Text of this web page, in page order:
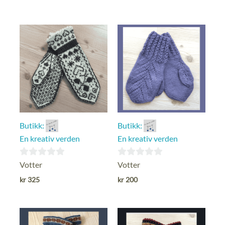
Butikk:
En kreativ verden
0
ut
Votter
kr 325
Butikk:
En kreativ verden
0
ut
Votter
kr 200